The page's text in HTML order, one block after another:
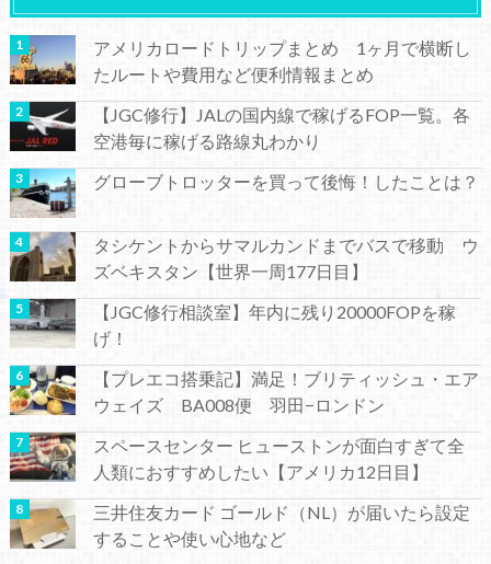
アメリカロードトリップまとめ 1ヶ月で横断し
たルートや費用など便利情報まとめ
【JGC修行】JALの国内線で稼げるFOP一覧。各
空港毎に稼げる路線丸わかり
グローブトロッターを買って後悔！したことは？
タシケントからサマルカンドまでバスで移動 ウ
ズベキスタン【世界一周177日目】
【JGC修行相談室】年内に残り20000FOPを稼
げ！
【プレエコ搭乗記】満足！ブリティッシュ・エア
ウェイズ BA008便 羽田−ロンドン
スペースセンター ヒューストンが面白すぎて全
人類におすすめしたい【アメリカ12日目】
三井住友カード ゴールド（NL）が届いたら設定
することや使い心地など